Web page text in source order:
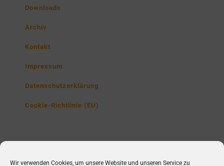
Wir verwenden Cookies, um unsere Website und unseren Service zu
Downloads
Archiv
Kontakt
Impressum
Datenschutzerklärung
Cookie-Richtlinie (EU)